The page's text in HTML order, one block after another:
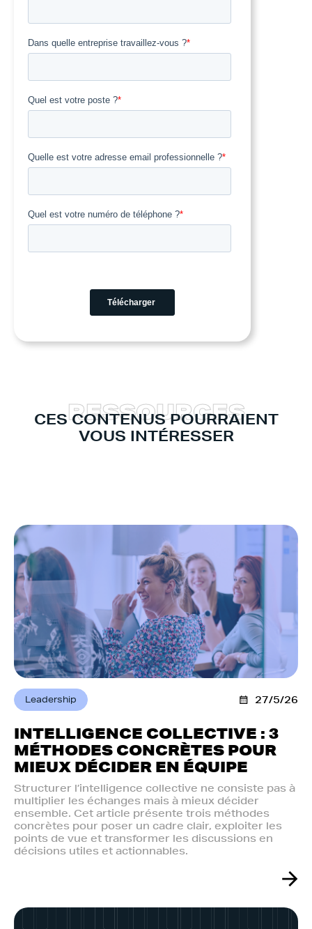
CES CONTENUS POURRAIENT
VOUS INTÉRESSER
RESSOURCES
Leadership 27/5/26
INTELLIGENCE COLLECTIVE : 3
MÉTHODES CONCRÈTES POUR
MIEUX DÉCIDER EN ÉQUIPE
Structurer l’intelligence collective ne consiste pas à
multiplier les échanges mais à mieux décider
ensemble. Cet article présente trois méthodes
concrètes pour poser un cadre clair, exploiter les
points de vue et transformer les discussions en
décisions utiles et actionnables.